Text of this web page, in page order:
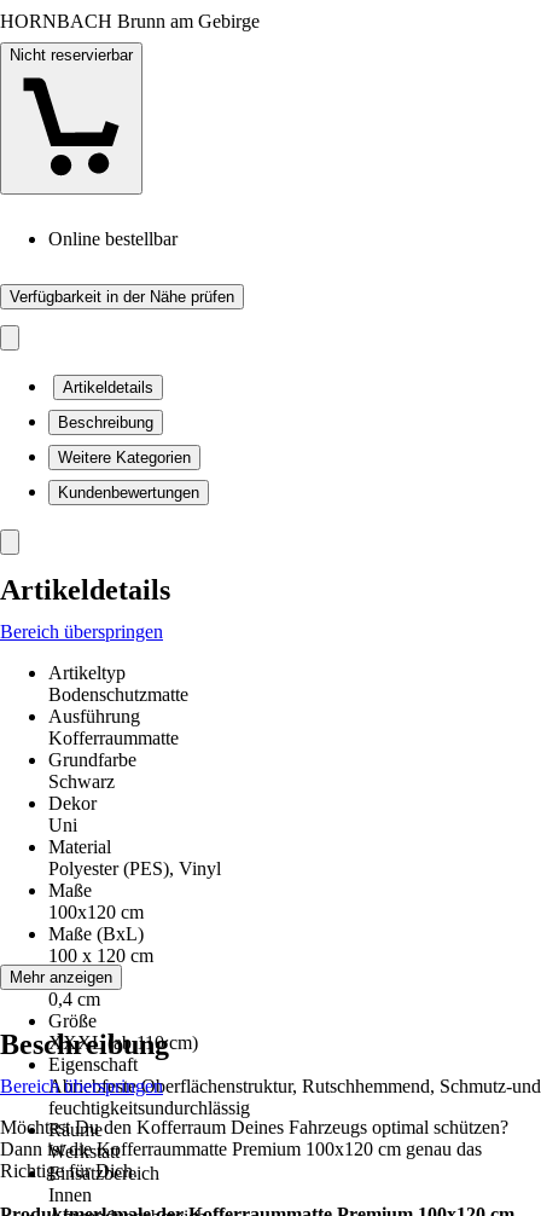
HORNBACH Brunn am Gebirge
Nicht reservierbar
Online bestellbar
Verfügbarkeit in der Nähe prüfen
Artikeldetails
Beschreibung
Weitere Kategorien
Kundenbewertungen
Artikeldetails
Bereich überspringen
Artikeltyp
Bodenschutzmatte
Ausführung
Kofferraummatte
Grundfarbe
Schwarz
Dekor
Uni
Material
Polyester (PES), Vinyl
Maße
100x120 cm
Maße (BxL)
100 x 120 cm
Höhe
0,4 cm
Größe
XXXL (ab 110 cm)
Eigenschaft
Abriebfeste Oberflächenstruktur, Rutschhemmend, Schmutz-und
feuchtigkeitsundurchlässig
Räume
Werkstatt
Einsatzbereich
Innen
Mehr anzeigen
Beschreibung
Bereich überspringen
Möchtest Du den Kofferraum Deines Fahrzeugs optimal schützen?
Dann ist die Kofferraummatte Premium 100x120 cm genau das
Richtige für Dich.